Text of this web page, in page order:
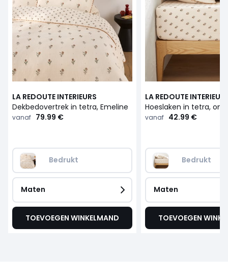
LA REDOUTE INTERIEURS
Dekbedovertrek in tetra, Emeline
vanaf 79.99 €
Bedrukt
Maten
TOEVOEGEN WINKELMAND
LA REDOUTE
vanaf 42.99 €
Bedrukt
Maten
TOEVOEGEN